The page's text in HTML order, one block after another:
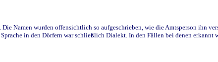
Namen wurden offensichtlich so aufgeschrieben, wie die Amtsperson ihn
in den Dörfern war schließlich Dialekt. In den Fällen bei denen